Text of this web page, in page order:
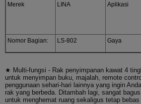
Merek LINA Aplikasi
Nomor Bagian: LS-802 Gaya
★ Multi-fungsi - Rak penyimpanan kawat 4
untuk menyimpan buku, majalah, remote
penggunaan sehari-hari lainnya yang ingin
rak yang berbeda. Ditambah lagi, sangat
untuk menghemat ruang sekaligus tetap